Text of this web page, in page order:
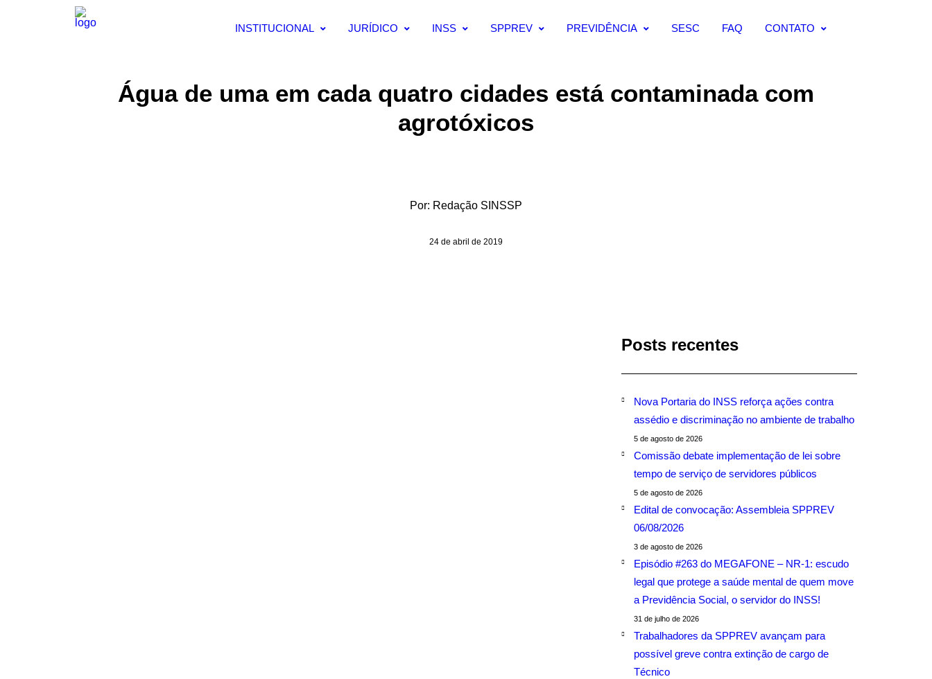
INSTITUCIONAL JURÍDICO INSS SPPREV PREVIDÊNCIA SESC FAQ CONTATO
Água de uma em cada quatro cidades está contaminada com
agrotóxicos
Por: Redação SINSSP
24 de abril de 2019
Posts recentes
Nova Portaria do INSS reforça ações contra
assédio e discriminação no ambiente de trabalho
5 de agosto de 2026
Comissão debate implementação de lei sobre
tempo de serviço de servidores públicos
5 de agosto de 2026
Edital de convocação: Assembleia SPPREV
06/08/2026
3 de agosto de 2026
Episódio #263 do MEGAFONE – NR-1: escudo
legal que protege a saúde mental de quem move
a Previdência Social, o servidor do INSS!
31 de julho de 2026
Trabalhadores da SPPREV avançam para
possível greve contra extinção de cargo de
Técnico